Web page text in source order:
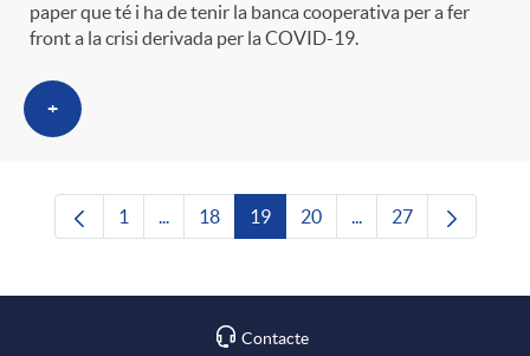
paper que té i ha de tenir la banca cooperativa per a fer
front a la crisi derivada per la COVID-19.
+
Pàgina
1 ...Pàgines intermèdies Utilitzeu TAB per
Pàgina
18 Pàgina
19 Pàgina
20 ...Pàgines intermèdies
Pàgina
27
Contacte